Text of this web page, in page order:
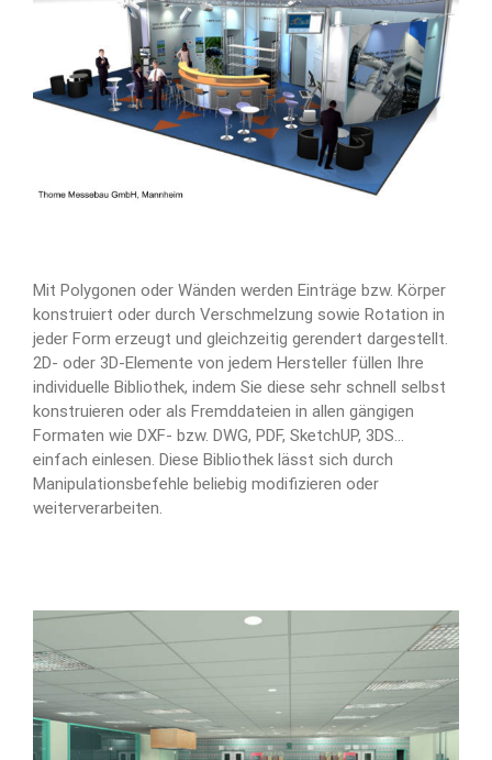
Mit Polygonen oder Wänden werden Einträge bzw. Körper
konstruiert oder durch Verschmelzung sowie Rotation in
jeder Form erzeugt und gleichzeitig gerendert dargestellt.
2D- oder 3D-Elemente von jedem Hersteller füllen Ihre
individuelle Bibliothek, indem Sie diese sehr schnell selbst
konstruieren oder als Fremddateien in allen gängigen
Formaten wie DXF- bzw. DWG, PDF, SketchUP, 3DS…
einfach einlesen. Diese Bibliothek lässt sich durch
Manipulationsbefehle beliebig modifizieren oder
weiterverarbeiten.